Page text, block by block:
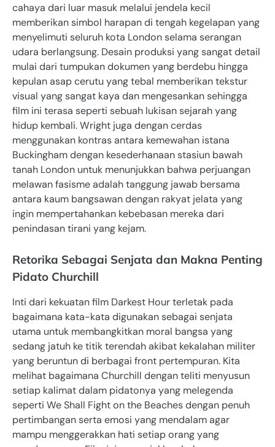
cahaya dari luar masuk melalui jendela kecil
memberikan simbol harapan di tengah kegelapan yang
menyelimuti seluruh kota London selama serangan
udara berlangsung. Desain produksi yang sangat detail
mulai dari tumpukan dokumen yang berdebu hingga
kepulan asap cerutu yang tebal memberikan tekstur
visual yang sangat kaya dan mengesankan sehingga
film ini terasa seperti sebuah lukisan sejarah yang
hidup kembali. Wright juga dengan cerdas
menggunakan kontras antara kemewahan istana
Buckingham dengan kesederhanaan stasiun bawah
tanah London untuk menunjukkan bahwa perjuangan
melawan fasisme adalah tanggung jawab bersama
antara kaum bangsawan dengan rakyat jelata yang
ingin mempertahankan kebebasan mereka dari
penindasan tirani yang kejam.
Retorika Sebagai Senjata dan Makna Penting
Pidato Churchill
Inti dari kekuatan film Darkest Hour terletak pada
bagaimana kata-kata digunakan sebagai senjata
utama untuk membangkitkan moral bangsa yang
sedang jatuh ke titik terendah akibat kekalahan militer
yang beruntun di berbagai front pertempuran. Kita
melihat bagaimana Churchill dengan teliti menyusun
setiap kalimat dalam pidatonya yang melegenda
seperti We Shall Fight on the Beaches dengan penuh
pertimbangan serta emosi yang mendalam agar
mampu menggerakkan hati setiap orang yang